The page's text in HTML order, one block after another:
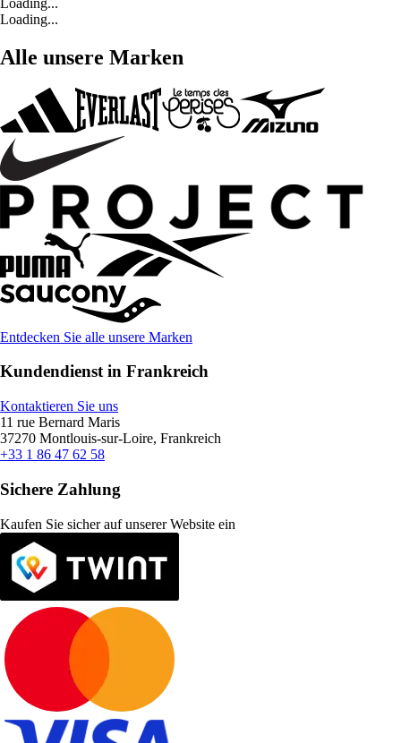
Loading...
Alle unsere Marken
Entdecken Sie alle unsere Marken
Kundendienst in Frankreich
Kontaktieren Sie uns
11 rue Bernard Maris
37270 Montlouis-sur-Loire, Frankreich
+33 1 86 47 62 58
Sichere Zahlung
Kaufen Sie sicher auf unserer Website ein